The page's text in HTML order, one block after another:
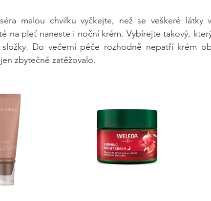
malou chvilku vyčkejte, než se veškeré
na pleť naneste i noční krém. Vybírejte takový,
složky. Do večerní péče rozhodně nepatří krém
zbytečně zatěžovalo.